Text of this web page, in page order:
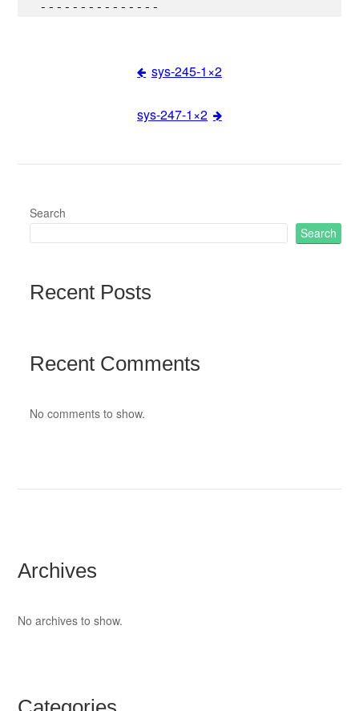
sys-245-1×2
sys-247-1×2
Search
Search
Recent Posts
Recent Comments
No comments to show.
Archives
No archives to show.